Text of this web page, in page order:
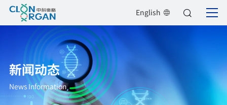
English
新闻动态
News Information